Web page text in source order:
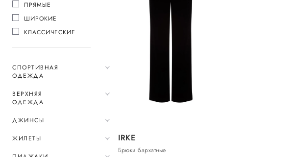
ПРЯМЫЕ
ШИРОКИЕ
КЛАССИЧЕСКИЕ
СПОРТИВНАЯ
ОДЕЖДА
ВЕРХНЯЯ
ОДЕЖДА
ДЖИНСЫ
ЖИЛЕТЫ IRKE
Брюки бархатные